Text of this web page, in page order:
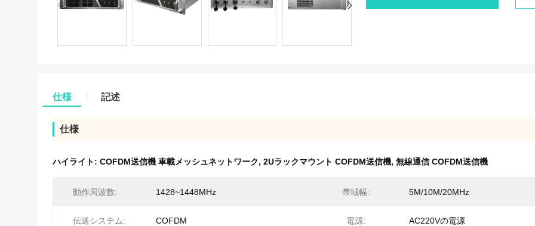
仕様 記述
仕様
ハイライト: COFDM送信機 車載メッシュネットワーク, 2Uラックマウント COFDM送信機, 無線通信 COFDM送信機
動作周波数: 1428~1448MHz 帯域幅: 5M/10M/20MHz
伝送システム: COFDM 電源: AC220Vの電源